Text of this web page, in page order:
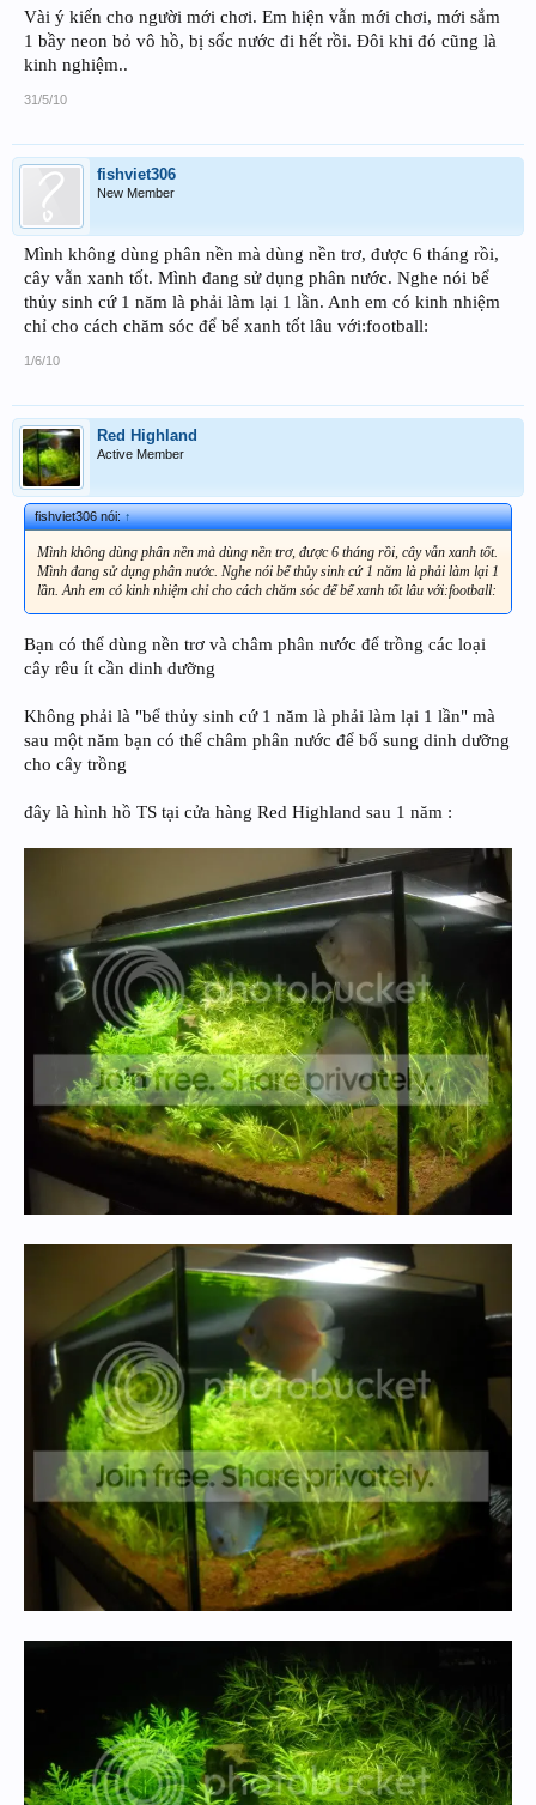
Vài ý kiến cho người mới chơi. Em hiện vẫn mới chơi, mới sắm
1 bầy neon bỏ vô hồ, bị sốc nước đi hết rồi. Đôi khi đó cũng là
kinh nghiệm..
31/5/10
fishviet306
New Member
Mình không dùng phân nền mà dùng nền trơ, được 6 tháng rồi,
cây vẫn xanh tốt. Mình đang sử dụng phân nước. Nghe nói bể
thủy sinh cứ 1 năm là phải làm lại 1 lần. Anh em có kinh nhiệm
chỉ cho cách chăm sóc để bể xanh tốt lâu với:football:
1/6/10
Red Highland
Active Member
fishviet306 nói:↑
Mình không dùng phân nền mà dùng nền trơ, được 6 tháng rồi, cây vẫn xanh tốt.
Mình đang sử dụng phân nước. Nghe nói bể thủy sinh cứ 1 năm là phải làm lại 1
lần. Anh em có kinh nhiệm chỉ cho cách chăm sóc để bể xanh tốt lâu với:football:
Bạn có thể dùng nền trơ và châm phân nước để trồng các loại
cây rêu ít cần dinh dưỡng
Không phải là "bể thủy sinh cứ 1 năm là phải làm lại 1 lần" mà
sau một năm bạn có thể châm phân nước để bổ sung dinh dưỡng
cho cây trồng
đây là hình hồ TS tại cửa hàng Red Highland sau 1 năm :